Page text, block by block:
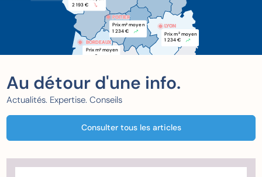
2 193 €
BORDEAUX
BORDEAUX
Prix m2 moyen
xxx €
POITIER
POITIER
Prix m2 moyen
1 234 €
LYON
Prix m2 moyen
1 234 €
Au détour d'une info.
Actualités. Expertise. Conseils
Consulter tous les articles